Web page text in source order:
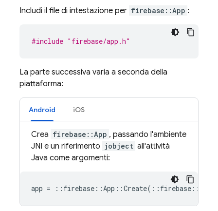
Includi il file di intestazione per firebase::App :
#include "firebase/app.h"
La parte successiva varia a seconda della
piattaforma:
Android iOS
Crea firebase::App , passando l'ambiente
JNI e un riferimento jobject all'attività
Java come argomenti:
app = :: firebase ::App ::Create( :: firebase ::